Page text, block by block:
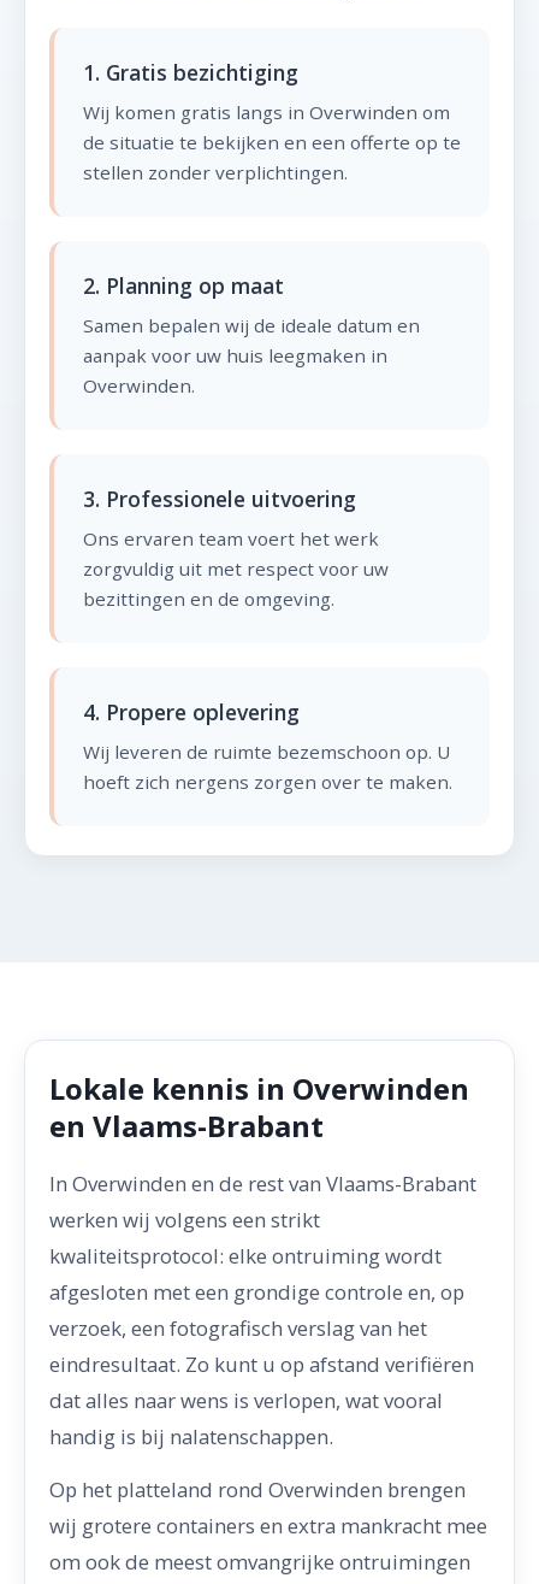
1. Gratis bezichtiging
Wij komen gratis langs in Overwinden om
de situatie te bekijken en een offerte op te
stellen zonder verplichtingen.
2. Planning op maat
Samen bepalen wij de ideale datum en
aanpak voor uw huis leegmaken in
Overwinden.
3. Professionele uitvoering
Ons ervaren team voert het werk
zorgvuldig uit met respect voor uw
bezittingen en de omgeving.
4. Propere oplevering
Wij leveren de ruimte bezemschoon op. U
hoeft zich nergens zorgen over te maken.
Lokale kennis in Overwinden
en Vlaams-Brabant
In Overwinden en de rest van Vlaams-Brabant
werken wij volgens een strikt
kwaliteitsprotocol: elke ontruiming wordt
afgesloten met een grondige controle en, op
verzoek, een fotografisch verslag van het
eindresultaat. Zo kunt u op afstand verifiëren
dat alles naar wens is verlopen, wat vooral
handig is bij nalatenschappen.
Op het platteland rond Overwinden brengen
wij grotere containers en extra mankracht mee
om ook de meest omvangrijke ontruimingen